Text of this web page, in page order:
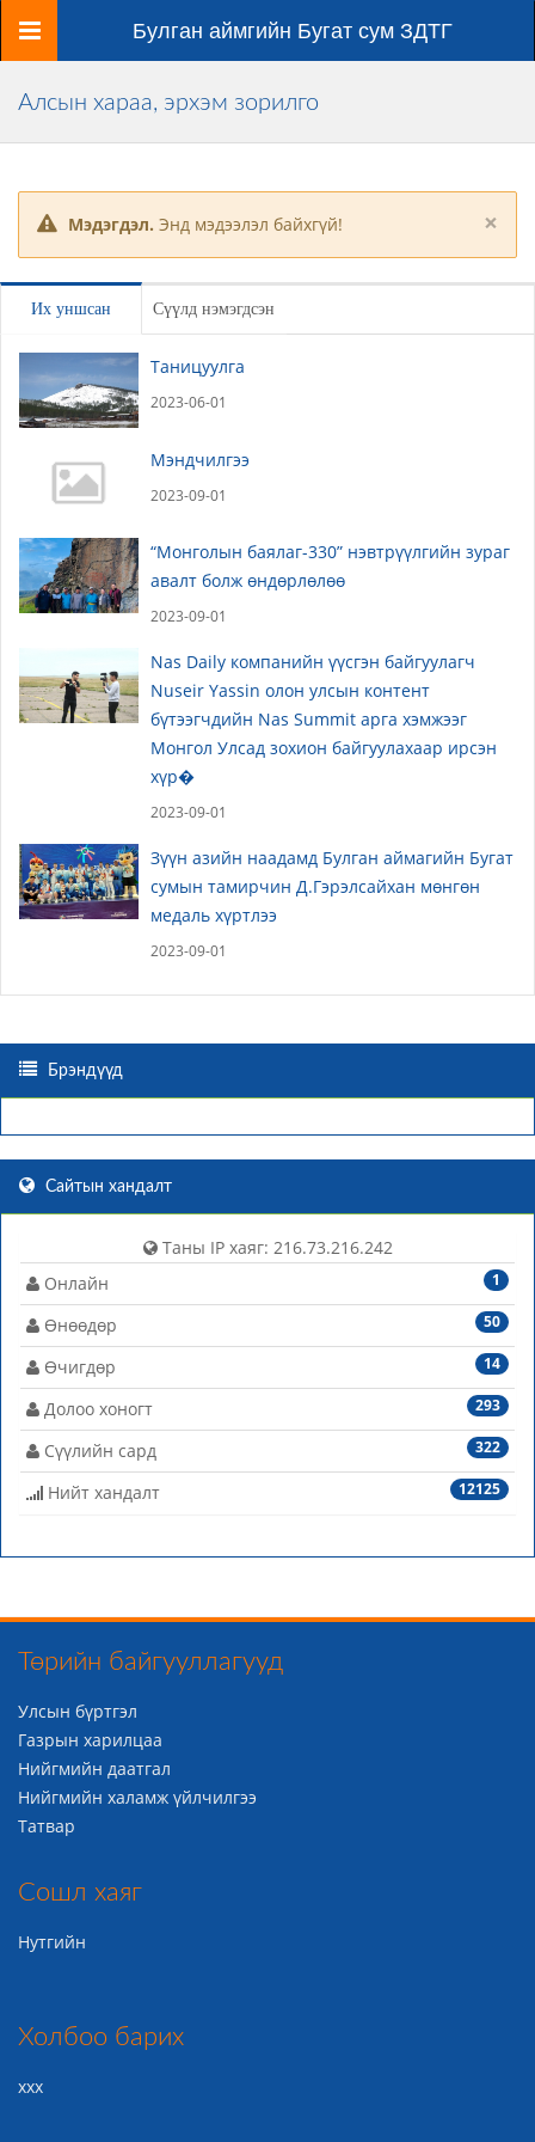
Цэс Булган аймгийн Бугат сум ЗДТГ
Алсын хараа, эрхэм зорилго
×
Мэдэгдэл. Энд мэдээлэл байхгүй!
Их уншсан Сүүлд нэмэгдсэн
Таницуулга
2023-06-01
Мэндчилгээ
2023-09-01
“Монголын баялаг-330” нэвтрүүлгийн зураг
авалт болж өндөрлөлөө
2023-09-01
Nas Daily компанийн үүсгэн байгуулагч
Nuseir Yassin олон улсын контент
бүтээгчдийн Nas Summit арга хэмжээг
Монгол Улсад зохион байгуулахаар ирсэн
хүр�
2023-09-01
Зүүн азийн наадамд Булган аймагийн Бугат
сумын тамирчин Д.Гэрэлсайхан мөнгөн
медаль хүртлээ
2023-09-01
Брэндүүд
Сайтын хандалт
Таны IP хаяг: 216.73.216.242
1
Онлайн
50
Өнөөдөр
14
Өчигдөр
293
Долоо хоногт
322
Сүүлийн сард
12125
Нийт хандалт
Төрийн байгууллагууд
Улсын бүртгэл
Газрын харилцаа
Нийгмийн даатгал
Нийгмийн халамж үйлчилгээ
Татвар
Сошл хаяг
Нутгийн
Холбоо барих
ххх